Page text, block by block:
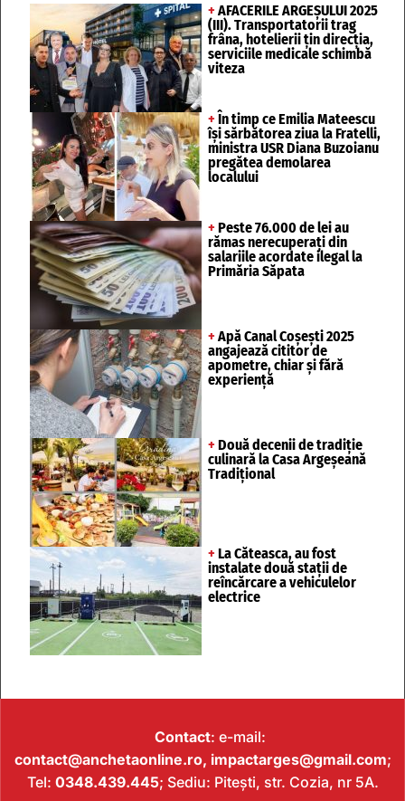
+ AFACERILE ARGEȘULUI 2025
(III). Transportatorii trag
frâna, hotelierii țin direcția,
serviciile medicale schimbă
viteza
+ În timp ce Emilia Mateescu
își sărbătorea ziua la Fratelli,
ministra USR Diana Buzoianu
pregătea demolarea
localului
+ Peste 76.000 de lei au
rămas nerecuperați din
salariile acordate ilegal la
Primăria Săpata
+ Apă Canal Coșești 2025
angajează cititor de
apometre, chiar și fără
experiență
+ Două decenii de tradiție
culinară la Casa Argeșeană
Tradițional
+ La Căteasca, au fost
instalate două stații de
reîncărcare a vehiculelor
electrice
Contact: e-mail:
contact@anchetaonline.ro, impactarges@gmail.com;
Tel: 0348.439.445; Sediu: Pitești, str. Cozia, nr 5A.